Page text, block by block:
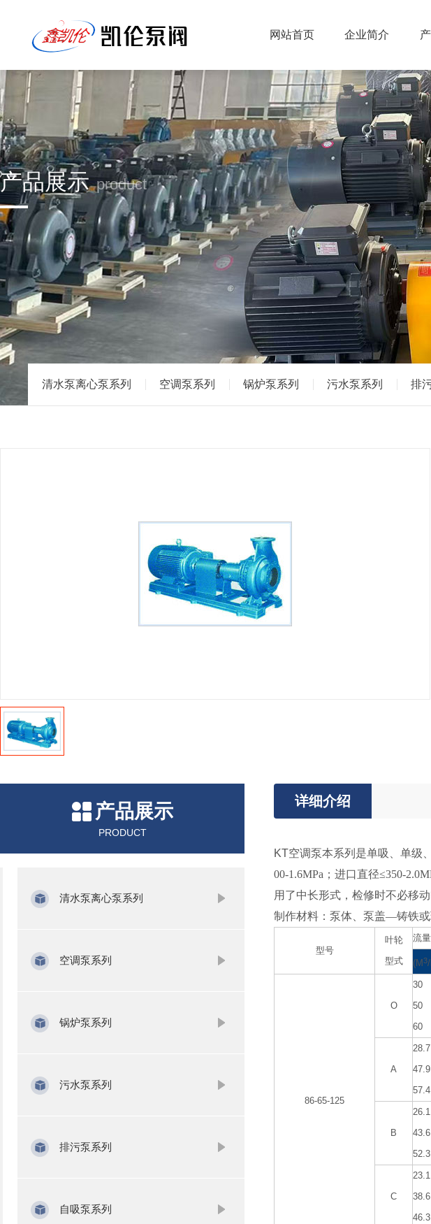
网站首页 企业简介
产品展示 product
清水泵离心泵系列 空调泵系列 锅炉泵系列 污水泵系列 排
产品展示
PRODUCT
清水泵离心泵系列
空调泵系列
锅炉泵系列
污水泵系列
排污泵系列
自吸泵系列
详细介绍
KT空调泵本系列是单吸、单级
00-1.6MPa； 进口直径≤350-
用了中长形式，检修时不必移
制作材料：泵体、泵盖—铸铁
型号
叶轮
型式
流量
(M3
86-65-125
O
30
50
60
A
28.7
47.9
57.4
B
26.1
43.6
52.3
C
23.1
38.6
46.3